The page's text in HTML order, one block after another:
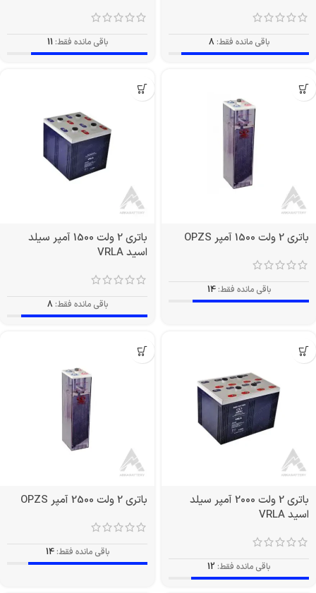
باقی مانده فقط: 8 باقی مانده فقط: 11
باتری 2 ولت 1500 آمپر OPZS
باقی مانده فقط: 14
باتری 2 ولت 1500 آمپر سیلد
اسید VRLA
باقی مانده فقط: 8
باتری 2 ولت 2000 آمپر سیلد
اسید VRLA
باقی مانده فقط: 12
باتری 2 ولت 2500 آمپر OPZS
باقی مانده فقط: 14